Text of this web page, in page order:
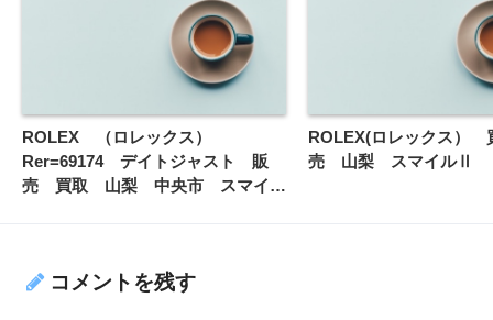
ROLEX （ロレックス）
Rer=69174 デイトジャスト 販
売 買取 山梨 中央市 スマイル
ROLEX(ロレックス）
売 山梨 スマイルⅡ
コメントを残す